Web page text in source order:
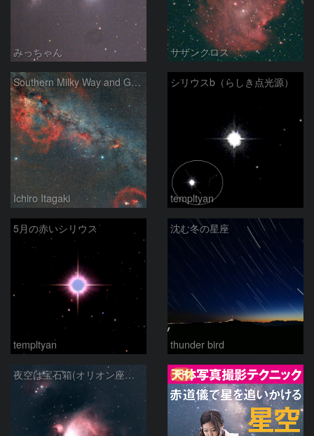
みっちゃん サザンクロス
Southern Milky Way and Gum Nebula
Ichiro Itagaki
シリウスb（らしき点光源）
templtyan
5月の赤いシリウス
templtyan
沈む冬の星座
thunder bird
夜空は宝石箱(オリオン座大星雲 M42) Seestar50 PR